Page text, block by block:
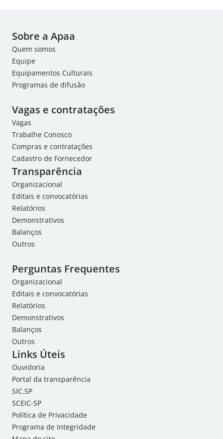
Sobre a Apaa
Quem somos
Equipe
Equipamentos Culturais
Programas de difusão
Vagas e contratações
Vagas
Trabalhe Conosco
Compras e contratações
Cadastro de Fornecedor
Transparência
Organizacional
Editais e convocatórias
Relatórios
Demonstrativos
Balanços
Outros
Perguntas Frequentes
Organizacional
Editais e convocatórias
Relatórios
Demonstrativos
Balanços
Outros
Links Úteis
Ouvidoria
Portal da transparência
SIC.SP
SCEIC-SP
Política de Privacidade
Programa de Integridade